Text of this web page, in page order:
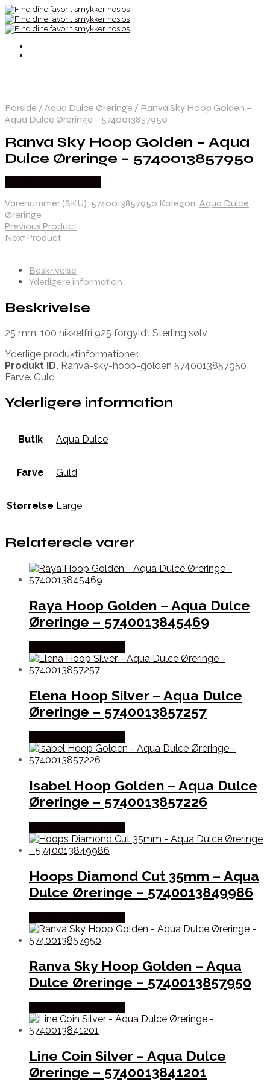
Forside / Aqua Dulce Øreringe / Ranva Sky Hoop Golden –
Aqua Dulce Øreringe – 5740013857950
Ranva Sky Hoop Golden – Aqua
Dulce Øreringe – 5740013857950
Varenummer (SKU): 5740013857950 Kategori: Aqua Dulce
Øreringe
Previous Product
Next Product
Beskrivelse
Yderligere information
Beskrivelse
25 mm. 100 nikkelfri 925 forgyldt Sterling sølv
Yderlige produktinformationer.
Produkt ID. Ranva-sky-hoop-golden 5740013857950
Farve. Guld
Yderligere information
Butik Aqua Dulce
Farve Guld
Størrelse Large
Relaterede varer
Raya Hoop Golden – Aqua Dulce
Øreringe – 5740013845469
Elena Hoop Silver – Aqua Dulce
Øreringe – 5740013857257
Isabel Hoop Golden – Aqua Dulce
Øreringe – 5740013857226
Hoops Diamond Cut 35mm – Aqua
Dulce Øreringe – 5740013849986
Ranva Sky Hoop Golden – Aqua
Dulce Øreringe – 5740013857950
Line Coin Silver – Aqua Dulce
Øreringe – 5740013841201